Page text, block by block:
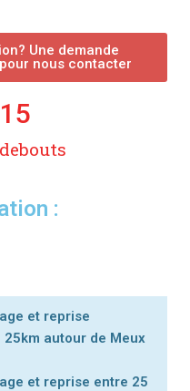
Une demande
nous contacter
15
:
et reprise
25km autour de Meux
et reprise entre 25